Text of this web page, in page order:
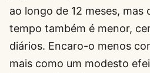
ao longo de 12 meses, mas
tempo também é menor,
diários. Encaro-o menos
mais como um modesto